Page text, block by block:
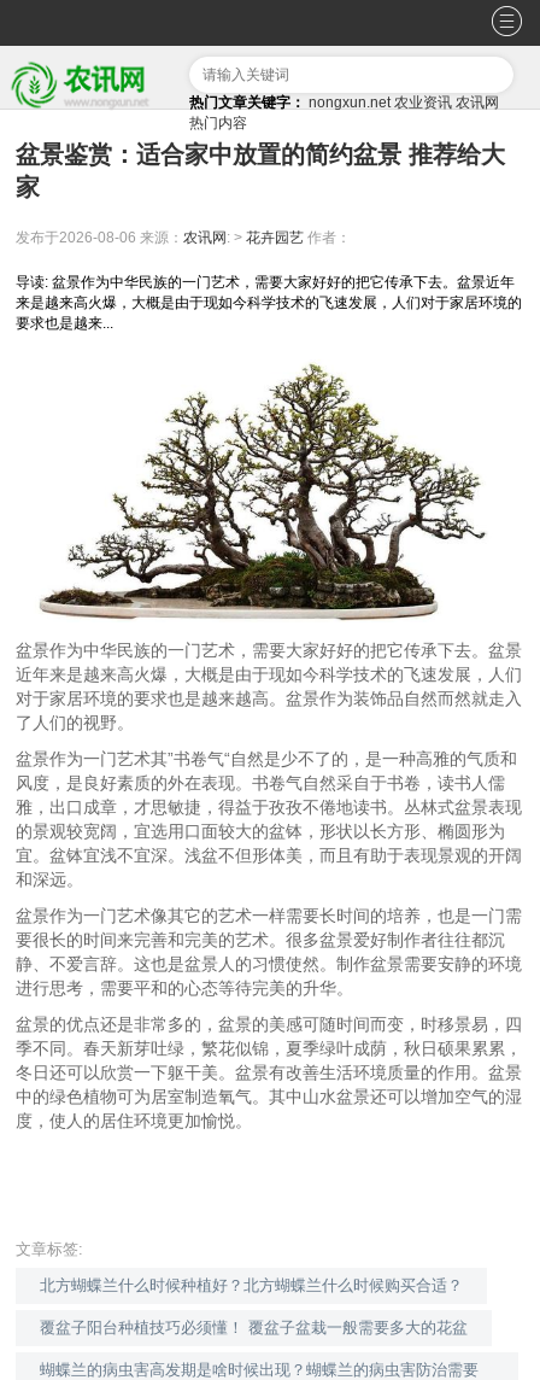
热门文章关键字： nongxun.net 农业资讯 农讯网
热门内容
盆景鉴赏：适合家中放置的简约盆景 推荐给大
家
发布于2026-08-06 来源：农讯网 : >花卉园艺 作者：
导读: 盆景作为中华民族的一门艺术，需要大家好好的把它传承下去。盆景近年
来是越来高火爆，大概是由于现如今科学技术的飞速发展，人们对于家居环境的
要求也是越来...
盆景作为中华民族的一门艺术，需要大家好好的把它传承下去。盆景
近年来是越来高火爆，大概是由于现如今科学技术的飞速发展，人们
对于家居环境的要求也是越来越高。盆景作为装饰品自然而然就走入
了人们的视野。
盆景作为一门艺术其”书卷气“自然是少不了的，是一种高雅的气质和
风度，是良好素质的外在表现。书卷气自然采自于书卷，读书人儒
雅，出口成章，才思敏捷，得益于孜孜不倦地读书。丛林式盆景表现
的景观较宽阔，宜选用口面较大的盆钵，形状以长方形、椭圆形为
宜。盆钵宜浅不宜深。浅盆不但形体美，而且有助于表现景观的开阔
和深远。
盆景作为一门艺术像其它的艺术一样需要长时间的培养，也是一门需
要很长的时间来完善和完美的艺术。很多盆景爱好制作者往往都沉
静、不爱言辞。这也是盆景人的习惯使然。制作盆景需要安静的环境
进行思考，需要平和的心态等待完美的升华。
盆景的优点还是非常多的，盆景的美感可随时间而变，时移景易，四
季不同。春天新芽吐绿，繁花似锦，夏季绿叶成荫，秋日硕果累累，
冬日还可以欣赏一下躯干美。盆景有改善生活环境质量的作用。盆景
中的绿色植物可为居室制造氧气。其中山水盆景还可以增加空气的湿
度，使人的居住环境更加愉悦。
文章标签:
北方蝴蝶兰什么时候种植好？北方蝴蝶兰什么时候购买合适？
覆盆子阳台种植技巧必须懂！ 覆盆子盆栽一般需要多大的花盆
蝴蝶兰的病虫害高发期是啥时候出现？蝴蝶兰的病虫害防治需要